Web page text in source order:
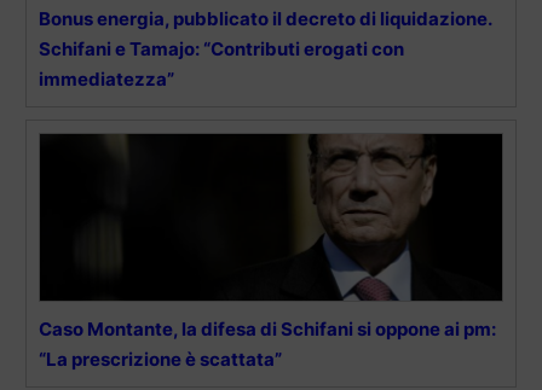
Bonus energia, pubblicato il decreto di liquidazione.
Schifani e Tamajo: “Contributi erogati con
immediatezza”
Caso Montante, la difesa di Schifani si oppone ai pm:
“La prescrizione è scattata”